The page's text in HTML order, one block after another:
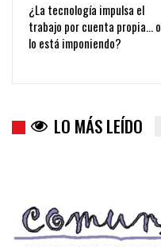
¿La tecnología impulsa el
trabajo por cuenta propia… o
lo está imponiendo?
LO MÁS LEÍDO